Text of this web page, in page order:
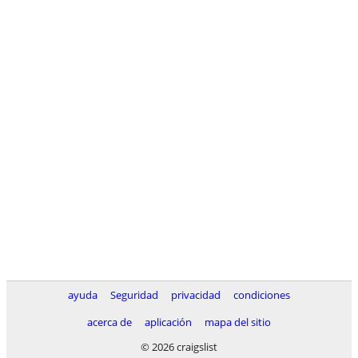
ayuda Seguridad privacidad
condiciones
acerca de
aplicación
mapa del sitio
© 2026 craigslist